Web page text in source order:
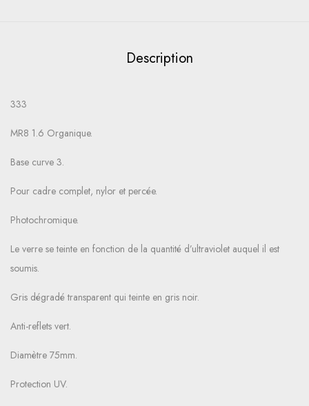
Description
333
MR8 1.6 Organique.
Base curve 3.
Pour cadre complet, nylor et percée.
Photochromique.
Le verre se teinte en fonction de la quantité d’ultraviolet auquel il est
soumis.
Gris dégradé transparent qui teinte en gris noir.
Anti-reflets vert.
Diamètre 75mm.
Protection UV.